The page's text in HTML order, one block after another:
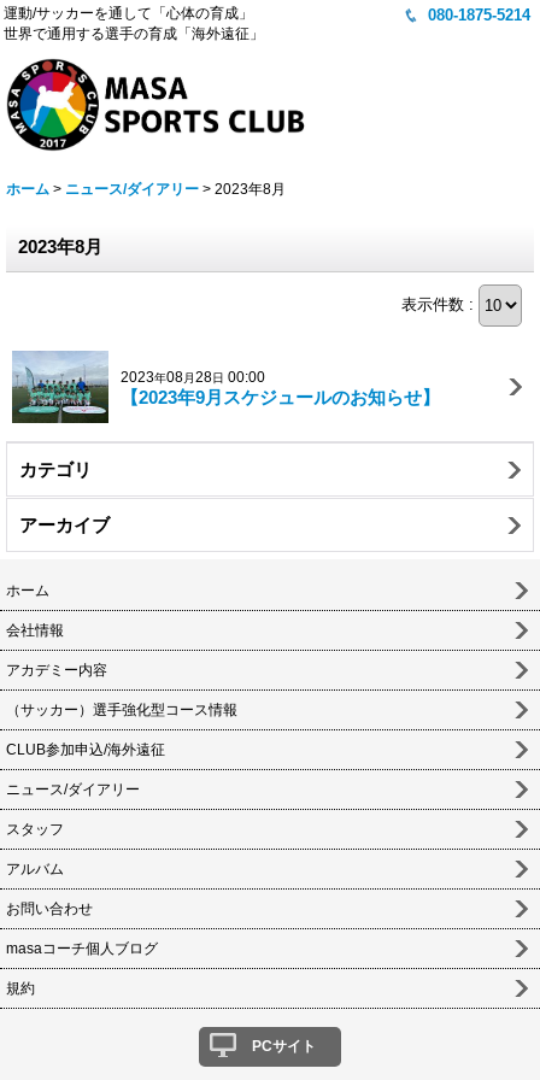
運動/サッカーを通して「心体の育成」
世界で通用する選手の育成「海外遠征」
080-1875-5214
ホーム > ニュース/ダイアリー > 2023年8月
2023年8月
表示件数 :
2023年08月 28日 00:00
【2023年9月スケジュールのお知らせ】
カテゴリ
アーカイブ
ホーム
会社情報
アカデミー内容
（サッカー）選手強化型コース情報
CLUB参加申込/海外遠征
ニュース/ダイアリー
スタッフ
アルバム
お問い合わせ
masaコーチ個人ブログ
規約
PCサイト